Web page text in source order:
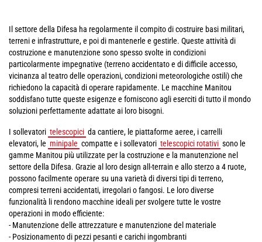
Il settore della Difesa ha regolarmente il compito di costruire basi militari,
terreni e infrastrutture, e poi di mantenerle e gestirle. Queste attività di
costruzione e manutenzione sono spesso svolte in condizioni
particolarmente impegnative (terreno accidentato e di difficile accesso,
vicinanza al teatro delle operazioni, condizioni meteorologiche ostili) che
richiedono la capacità di operare rapidamente. Le macchine Manitou
soddisfano tutte queste esigenze e forniscono agli eserciti di tutto il mondo
soluzioni perfettamente adattate ai loro bisogni.
I sollevatori telescopici da cantiere, le piattaforme aeree, i carrelli
elevatori, le minipale compatte e i sollevatori telescopici rotativi sono le
gamme Manitou più utilizzate per la costruzione e la manutenzione nel
settore della Difesa. Grazie al loro design all-terrain e allo sterzo a 4 ruote,
possono facilmente operare su una varietà di diversi tipi di terreno,
compresi terreni accidentati, irregolari o fangosi. Le loro diverse
funzionalità li rendono macchine ideali per svolgere tutte le vostre
operazioni in modo efficiente:
- Manutenzione delle attrezzature e manutenzione del materiale
- Posizionamento di pezzi pesanti e carichi ingombranti